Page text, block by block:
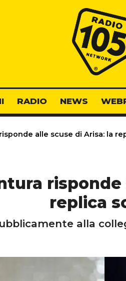
Radio
RADIO NEWS
alle scuse di Arisa: la
replica
alla